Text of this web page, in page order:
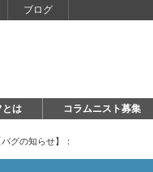
ブログ
とは コラムニスト募集
バグの知らせ】：